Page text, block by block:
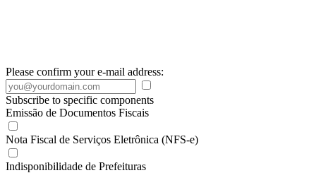
Please confirm your e-mail address:
Subscribe to specific components
Emissão de Documentos Fiscais
Nota Fiscal de Serviços Eletrônica (NFS-e)
Indisponibilidade de Prefeituras